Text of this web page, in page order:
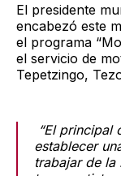
El presidente
encabezó este
el programa
el servicio de
Tepetzingo,
“El principal
establecer
trabajar de